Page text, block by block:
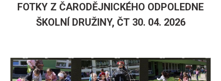
FOTKY Z ČARODĚJNICKÉHO ODPOLEDNE
ŠKOLNÍ DRUŽINY, ČT 30. 04. 2026